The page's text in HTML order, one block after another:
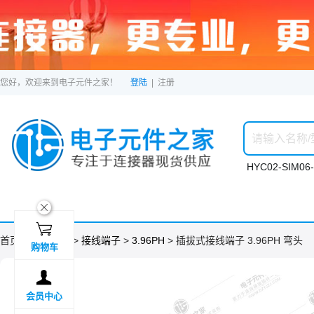
您好，欢迎来到电子元件之家！ 登陆 注册
HYC02-
首页 > 分类目录 > 接线端子 > 3.96PH > 插拔式接线端子 3.96PH 弯头
ဆ

购物车

会员中心